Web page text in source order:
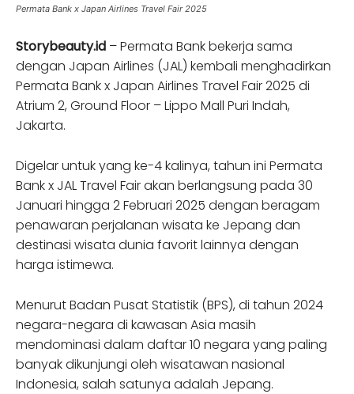
Permata Bank x Japan Airlines Travel Fair 2025
Storybeauty.id – Permata Bank bekerja sama
dengan Japan Airlines (JAL) kembali menghadirkan
Permata Bank x Japan Airlines Travel Fair 2025 di
Atrium 2, Ground Floor – Lippo Mall Puri Indah,
Jakarta.
Digelar untuk yang ke-4 kalinya, tahun ini Permata
Bank x JAL Travel Fair akan berlangsung pada 30
Januari hingga 2 Februari 2025 dengan beragam
penawaran perjalanan wisata ke Jepang dan
destinasi wisata dunia favorit lainnya dengan
harga istimewa.
Menurut Badan Pusat Statistik (BPS), di tahun 2024
negara-negara di kawasan Asia masih
mendominasi dalam daftar 10 negara yang paling
banyak dikunjungi oleh wisatawan nasional
Indonesia, salah satunya adalah Jepang.